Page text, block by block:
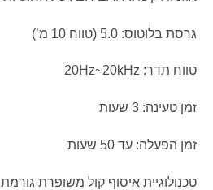
גרסת בלוטוס: 5.0 (טווח 10 מ’)
טווח תדר: 20Hz~20kHz
זמן טעינה: 3 שעות
זמן הפעלה: עד 50 שעות
טכנולוגיית איסוף קול משופרת גורמת